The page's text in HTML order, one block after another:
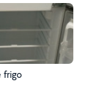
frigo